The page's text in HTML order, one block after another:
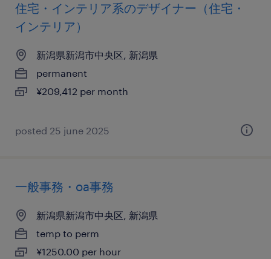
住宅・インテリア系のデザイナー（住宅・
インテリア）
新潟県新潟市中央区, 新潟県
permanent
¥209,412 per month
posted 25 june 2025
一般事務・oa事務
新潟県新潟市中央区, 新潟県
temp to perm
¥1250.00 per hour